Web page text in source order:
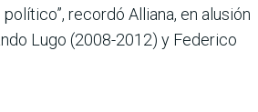
político”, recordó Alliana, en alusión
Lugo (2008-2012) y Federico